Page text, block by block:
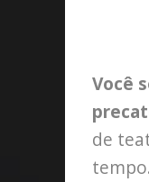
Você
de